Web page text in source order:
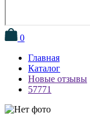
0
Главная
Каталог
Новые отзывы
57771